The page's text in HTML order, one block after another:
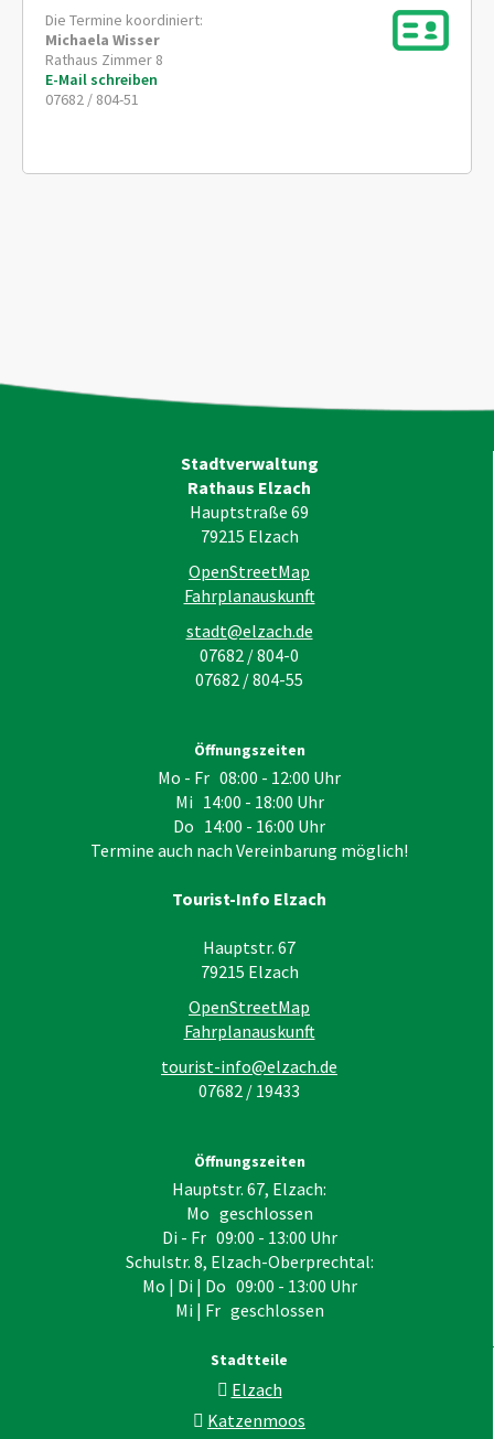
Die Termine koordiniert:
Michaela Wisser
Rathaus Zimmer 8
E-Mail schreiben
07682 / 804-51
Stadtverwaltung
Rathaus Elzach
Hauptstraße 69
79215 Elzach
OpenStreetMap
Fahrplanauskunft
stadt@elzach.de
07682 / 804-0
07682 / 804-55
Öffnungszeiten
Mo - Fr 08:00 - 12:00 Uhr
Mi 14:00 - 18:00 Uhr
Do 14:00 - 16:00 Uhr
Termine auch nach Vereinbarung möglich!
Tourist-Info Elzach
Hauptstr. 67
79215 Elzach
OpenStreetMap
Fahrplanauskunft
tourist-info@elzach.de
07682 / 19433
Öffnungszeiten
Hauptstr. 67, Elzach:
Mo geschlossen
Di - Fr 09:00 - 13:00 Uhr
Schulstr. 8, Elzach-Oberprechtal:
Mo | Di | Do 09:00 - 13:00 Uhr
Mi | Fr geschlossen
Stadtteile
Elzach
Katzenmoos